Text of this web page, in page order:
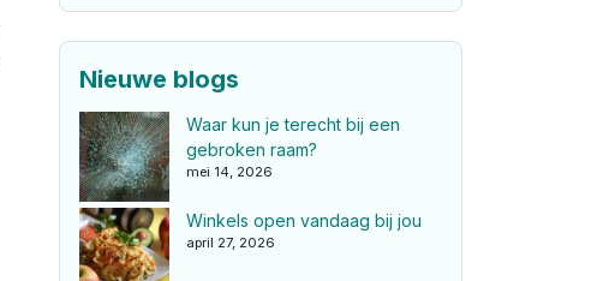
Nieuwe blogs
Waar kun je terecht bij een
gebroken raam?
mei 14, 2026
Winkels open vandaag bij jou
april 27, 2026